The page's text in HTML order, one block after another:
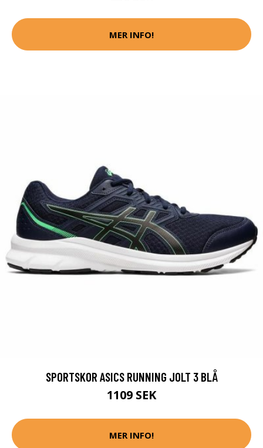
MER INFO!
SPORTSKOR ASICS RUNNING JOLT 3 BLÅ
1109 SEK
MER INFO!